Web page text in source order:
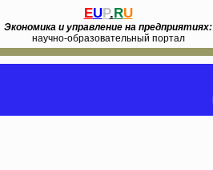
EUP.RU
Экономика и управление на предприятиях:
научно-образовательный портал